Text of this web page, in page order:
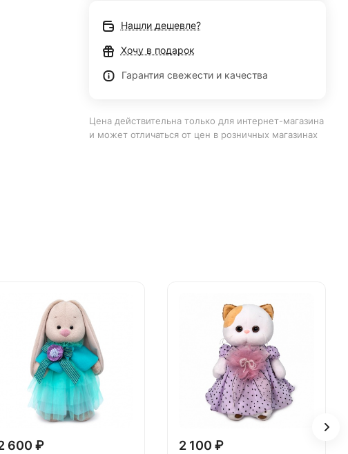
Нашли дешевле?
Хочу в подарок
Гарантия свежести и качества
Цена действительна только для интернет-магазина
и может отличаться от цен в розничных магазинах
600 ₽ 2 100 ₽